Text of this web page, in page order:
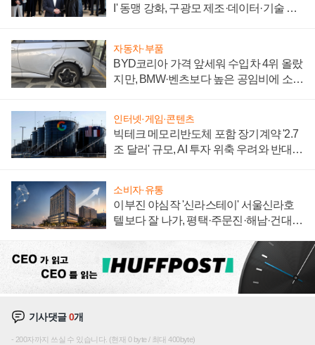
I' 동맹 강화, 구광모 제조·데이터·기술 결
자동차·부품
BYD코리아 가격 앞세워 수입차 4위 올랐
지만, BMW·벤츠보다 높은 공임비에 소비
인터넷·게임·콘텐츠
빅테크 메모리반도체 포함 장기계약 '2.7
조 달러' 규모, AI 투자 위축 우려와 반대
소비자·유통
이부진 야심작 '신라스테이' 서울신라호
텔보다 잘 나가, 평택·주문진·해남·건대로
기사댓글0개
200자까지 쓰실 수 있습니다. (현재 0 byte / 최대 400byte)